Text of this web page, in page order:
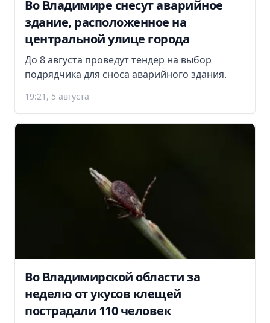
Во Владимире снесут аварийное
здание, расположенное на
центральной улице города
До 8 августа проведут тендер на выбор
подрядчика для сноса аварийного здания.
19:21, 5 августа
Во Владимирской области за
неделю от укусов клещей
пострадали 110 человек